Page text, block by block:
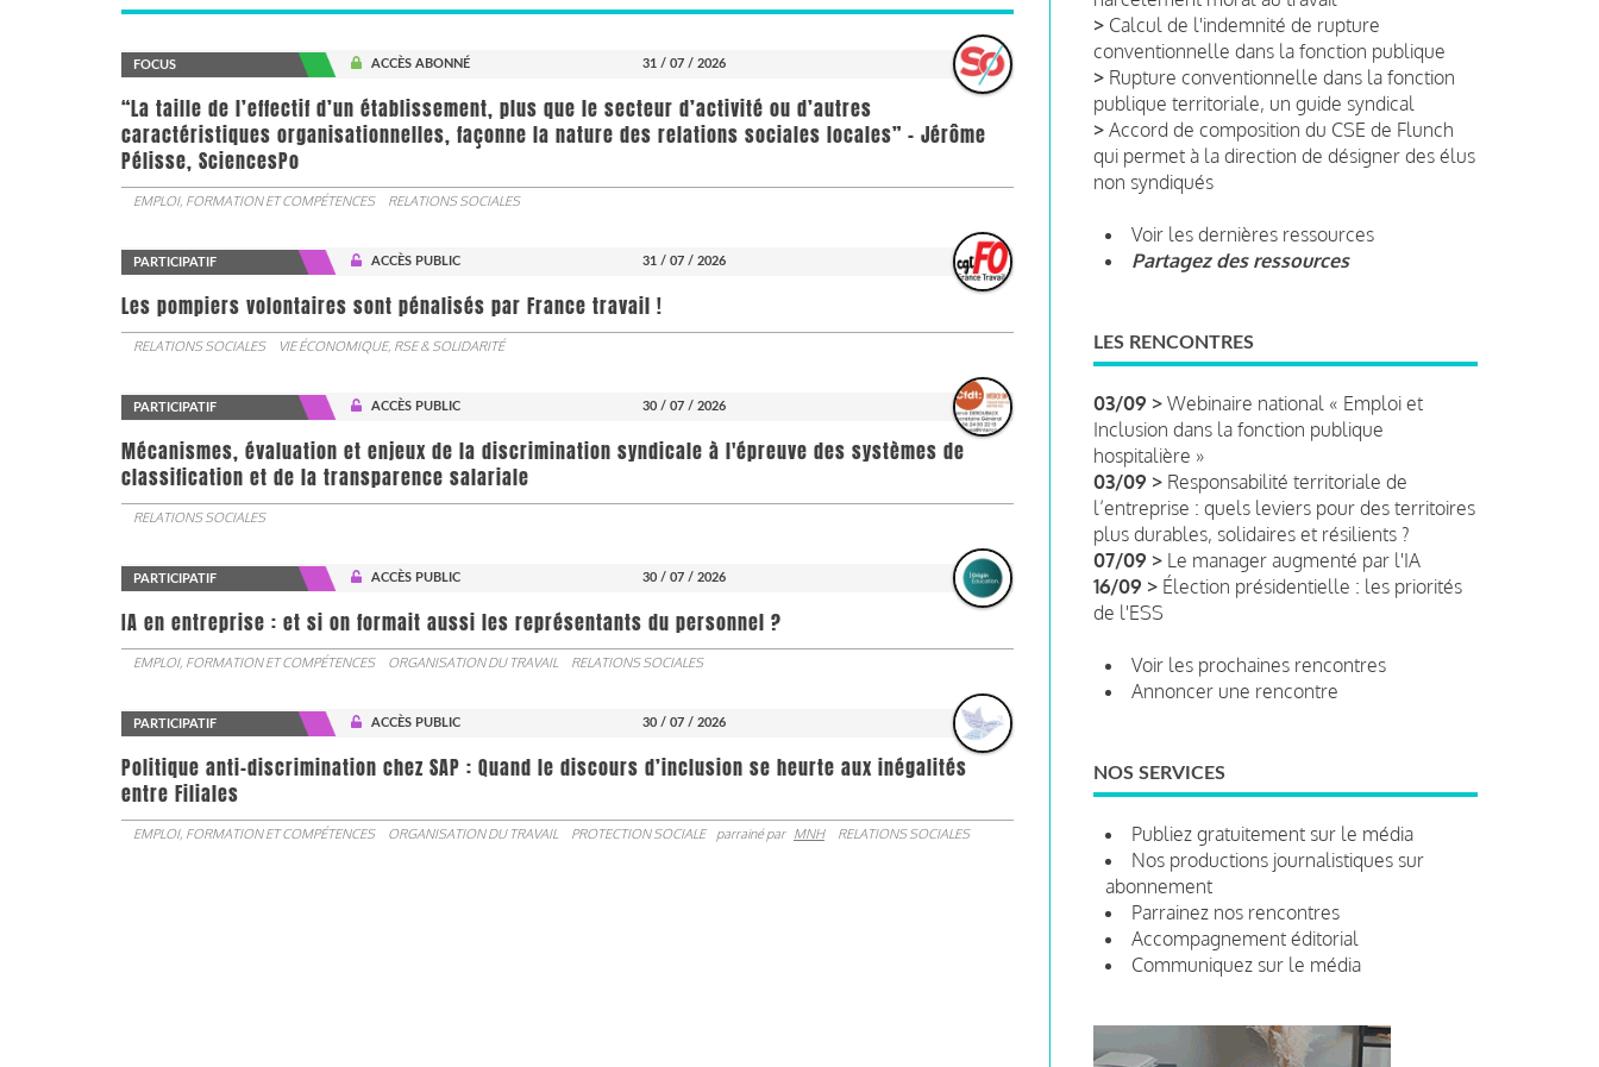
FOCUS ACCÈS ABONNÉ 31 / 07 / 2026
“La taille de l’effectif d’un établissement, plus que le secteur d’activité ou d’autres
caractéristiques organisationnelles, façonne la nature des relations sociales locales” - Jérôme
Pélisse, SciencesPo
EMPLOI, FORMATION ET COMPÉTENCES RELATIONS SOCIALES
PARTICIPATIF ACCÈS PUBLIC 31 / 07 / 2026
Les pompiers volontaires sont pénalisés par France travail !
RELATIONS SOCIALES VIE ÉCONOMIQUE, RSE & SOLIDARITÉ
PARTICIPATIF ACCÈS PUBLIC 30 / 07 / 2026
Mécanismes, évaluation et enjeux de la discrimination syndicale à l'épreuve des systèmes de
classification et de la transparence salariale
RELATIONS SOCIALES
PARTICIPATIF ACCÈS PUBLIC 30 / 07 / 2026
IA en entreprise : et si on formait aussi les représentants du personnel ?
EMPLOI, FORMATION ET COMPÉTENCES ORGANISATION DU TRAVAIL RELATIONS SOCIALES
PARTICIPATIF ACCÈS PUBLIC 30 / 07 / 2026
Politique anti-discrimination chez SAP : Quand le discours d’inclusion se heurte aux inégalités
entre Filiales
EMPLOI, FORMATION ET COMPÉTENCES ORGANISATION DU TRAVAIL PROTECTION SOCIALE parrainé par MNH RELATIONS SOCIALES
> Calcul de l'indemnité de rupture
conventionnelle dans la fonction publique
> Rupture conventionnelle dans la fonction
publique territoriale, un guide syndical
> Accord de composition du CSE de Flunch
qui permet à la direction de désigner des élus
non syndiqués
Voir les dernières ressources
Partagez des ressources
LES RENCONTRES
03/09 > Webinaire national « Emploi et
Inclusion dans la fonction publique
hospitalière »
03/09 > Responsabilité territoriale de
l’entreprise : quels leviers pour des territoires
plus durables, solidaires et résilients ?
07/09 > Le manager augmenté par l'IA
16/09 > Élection présidentielle : les priorités
de l'ESS
Voir les prochaines rencontres
Annoncer une rencontre
NOS SERVICES
Publiez gratuitement sur le média
Nos productions journalistiques sur
abonnement
Parrainez nos rencontres
Accompagnement éditorial
Communiquez sur le média